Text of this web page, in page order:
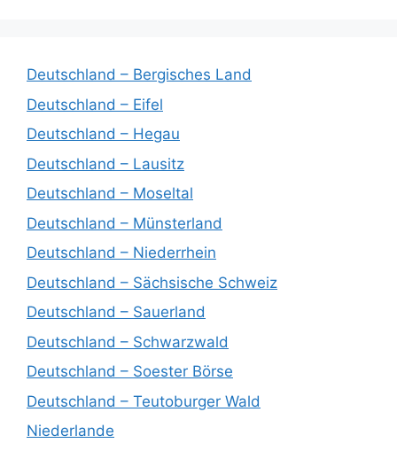
Deutschland – Bergisches Land
Deutschland – Eifel
Deutschland – Hegau
Deutschland – Lausitz
Deutschland – Moseltal
Deutschland – Münsterland
Deutschland – Niederrhein
Deutschland – Sächsische Schweiz
Deutschland – Sauerland
Deutschland – Schwarzwald
Deutschland – Soester Börse
Deutschland – Teutoburger Wald
Niederlande